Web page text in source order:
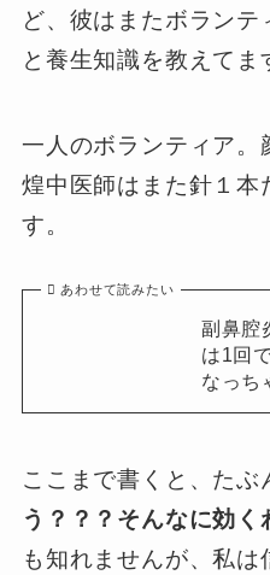
ど、彼はまたボラン
と養生知識を教えてま
一人のボランティア。
煌中医師はまた針１本
す。
あわせて読みたい
副鼻腔
は1回
なっち
ここまで書くと、たぶ
う？？？そんなに効く
も知れませんが、私